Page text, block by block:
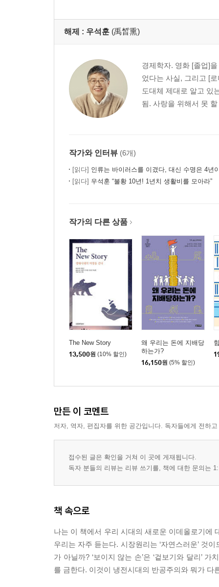
해제 : 우석훈 (禹晳熏)
경제학자. 영화 [졸업]
었다는 사실, 그리고 [
도대체 제대로 알고 있
됨. 사랑을 위해서 못
작가와 인터뷰 (6개)
[읽다] 인류는 바이러스를 이겼다, 대신 수명은 4년
[읽다] 우석훈 “불황 10년! 1년치 생활비를 모아라”
작가의 다른 상품
The New Story
13,500원 (10% 할인)
왜 우리는 돈에 지배당
하는가?
16,150원 (5% 할인)
만든 이 코멘트
저자, 역자, 편집자를 위한 공간입니다. 독자들에게 전하
접수된 글은 확인을 거쳐 이 곳에 게재됩니다.
독자 분들의 리뷰는 리뷰 쓰기를, 책에 대한 문의는
책 속으로
나는 이 책에서 우리 시대의 새로운 이데올로기에
우리는 자주 듣는다. 시장원리는 ‘자연스러운’ 것
가 아닐까? ‘보이지 않는 손’은 ‘겉보기와 달리’
를 금한다. 이것이 냉전시대의 반공주의와 뭐가 다